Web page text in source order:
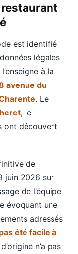
restaurant
est identifié
légales
à la
avenue du
. Le
, le
ont découvert
de
juin 2026 sur
de l’équipe
évoquant une
adressés
pas été facile à
n’a pas